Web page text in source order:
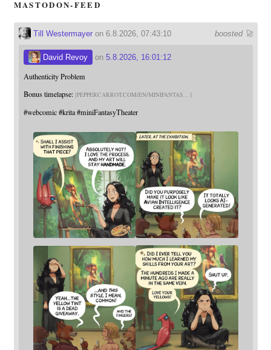
MASTODON-FEED
boosted 🚀
Till Westermayeron 6.8.2026, 07:43:10
David Revoy on 5.8.2026, 16:01:12
Authenticity Problem
Bonus timelapse: PEPPERCARROT.COM/EN/MINIFANTAS
#webcomic #krita #miniFantasyTheater